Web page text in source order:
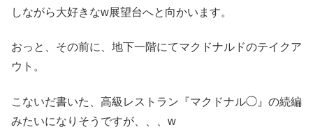
しながら大好きなw展望台へと向かいます。
おっと、その前に、地下一階にてマクドナルドのテイクア
ウト。
こないだ書いた、高級レストラン『マクドナル◯』の続編
みたいになりそうですが、、、w